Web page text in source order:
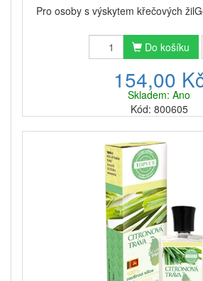
Pro osoby s výskytem křečových
Do košíku
154,00
Skladem: Ano
Kód: 800605